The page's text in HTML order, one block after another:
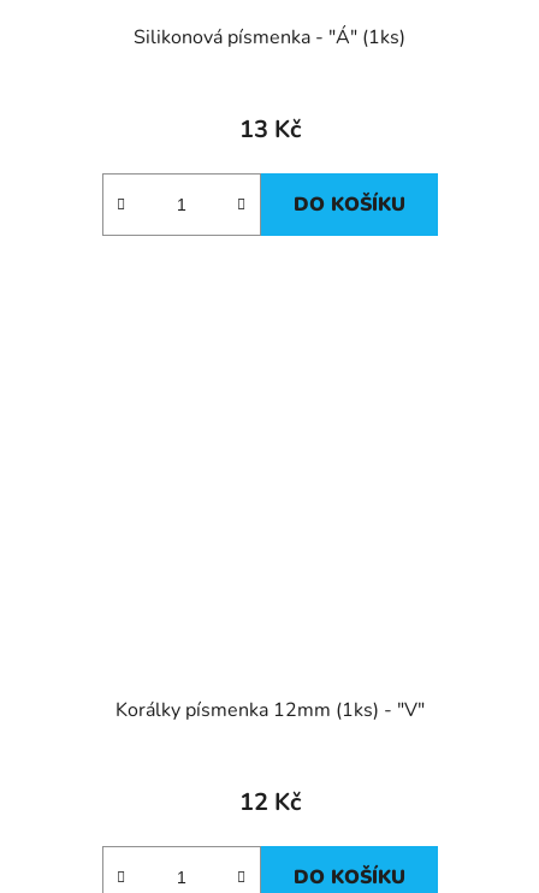
Silikonová písmenka - "Á" (1ks)
13 Kč
DO KOŠÍKU
Korálky písmenka 12mm (1ks) - "V"
12 Kč
DO KOŠÍKU